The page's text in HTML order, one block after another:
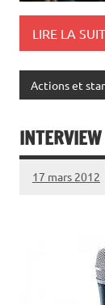
LIRE LA
Actions et
17 mars 2012